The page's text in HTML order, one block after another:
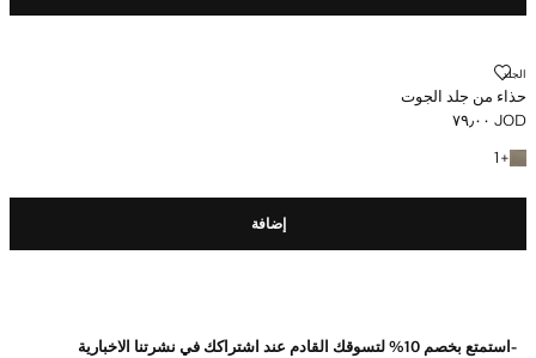
الجلد
حذاء من جلد الجوت
السعر الحالي [JOD ٧٩٫٠٠ ]
JOD ٧٩٫٠٠
+
1
+ لون آخر
إضافة
-استمتع بخصم 10% لتسوقك القادم عند اشتراكك في نشرتنا الاخبارية